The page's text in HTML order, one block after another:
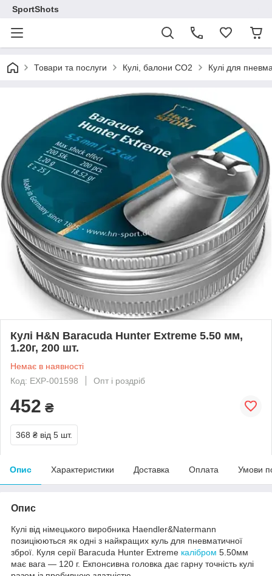
SportShots
Товари та послуги Кулі, балони СО2 Кулі для
Кулі H&N Baracuda Hunter Extreme 5.50 мм,
1.20г, 200 шт.
Немає в наявності
Код: EXP-001598
Опт і роздріб
452 ₴
368 ₴ від 5 шт.
Опис Характеристики Доставка Оплата Умови
Опис
Кулі від німецького виробника Haendler&Natermann
позиціюються як одні з найкращих куль для пневматичної
зброї. Куля серії Baracuda Hunter Extreme калібром 5.50мм
має вага — 120 г. Екпонсивна головка дає гарну точність кулі